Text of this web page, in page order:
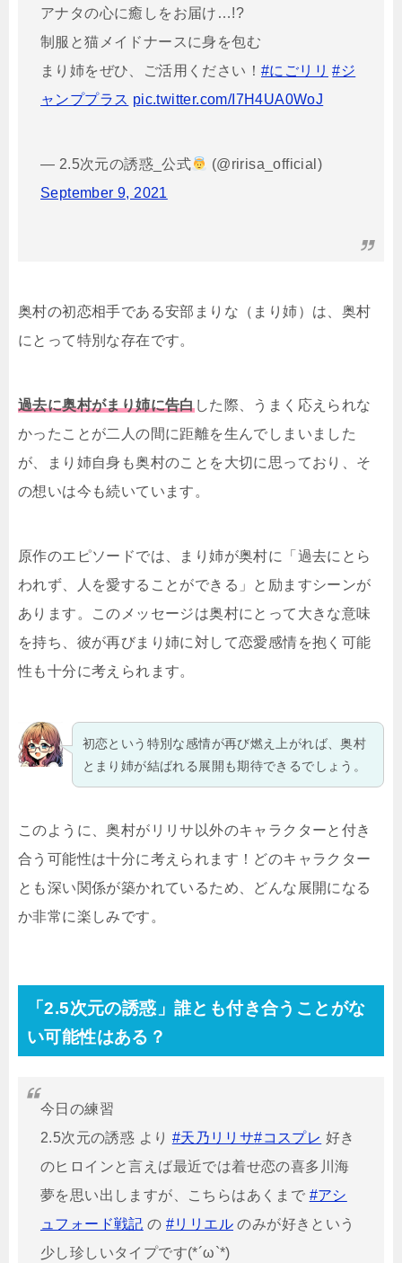
アナタの心に癒しをお届け…!?
制服と猫メイドナースに身を包む
まり姉をぜひ、ご活用ください！ #にごリリ #ジ
ャンププラス pic.twitter.com/I7H4UA0WoJ
— 2.5次元の誘惑_公式
(@ririsa_official)
September 9, 2021
奥村の初恋相手である安部まりな（まり姉）は、奥村
にとって特別な存在です。
過去に奥村がまり姉に告白した際、うまく応えられな
かったことが二人の間に距離を生んでしまいました
が、まり姉自身も奥村のことを大切に思っており、そ
の想いは今も続いています。
原作のエピソードでは、まり姉が奥村に「過去にとら
われず、人を愛することができる」と励ますシーンが
あります。このメッセージは奥村にとって大きな意味
を持ち、彼が再びまり姉に対して恋愛感情を抱く可能
性も十分に考えられます。
初恋という特別な感情が再び燃え上がれば、奥村
とまり姉が結ばれる展開も期待できるでしょう。
このように、奥村がリリサ以外のキャラクターと付き
合う可能性は十分に考えられます！どのキャラクター
とも深い関係が築かれているため、どんな展開になる
か非常に楽しみです。
「2.5次元の誘惑」誰とも付き合うことがな
い可能性はある？
今日の練習
2.5次元の誘惑 より #天乃リリサ#コスプレ 好き
のヒロインと言えば最近では着せ恋の喜多川海
夢を思い出しますが、こちらはあくまで #アシ
ュフォード戦記 の#リリエル のみが好きという
少し珍しいタイプです(*´ω`*)